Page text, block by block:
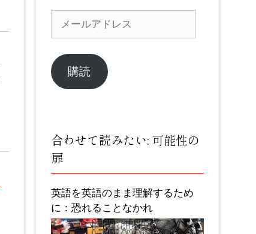
ル
ド
レ
購読
合わせて読みたい: 可能性の
扉
英語を英語のまま理解するため
に：恐れることなかれ